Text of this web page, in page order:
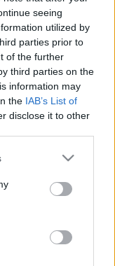
seeing
utilized by
parties prior to
of the further
third parties on the
information may
the IAB’s List of
disclose it to other
or more Google
You may click to
party tags to
in below Google
a Gál Ferenc
alacsonyabban
a tó évtizedek
aszályok idején
ki az ELTE
Egyetem és a
legújabb